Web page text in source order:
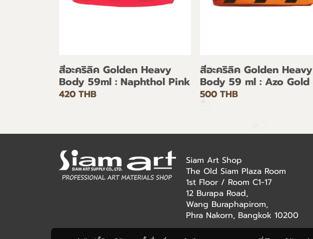
สีอะคริลิค Golden Heavy
Body 59ml : Naphthol Pink
420 THB
สีอะคริลิค Golden Heavy
Body 59 ml : Azo Gold
500 THB
Siam Art Shop
The Old Siam Plaza Room
1st Floor / Room C1-17
12 Burapa Road,
Wang Buraphapirom,
Phra Nakorn, Bangkok 10200